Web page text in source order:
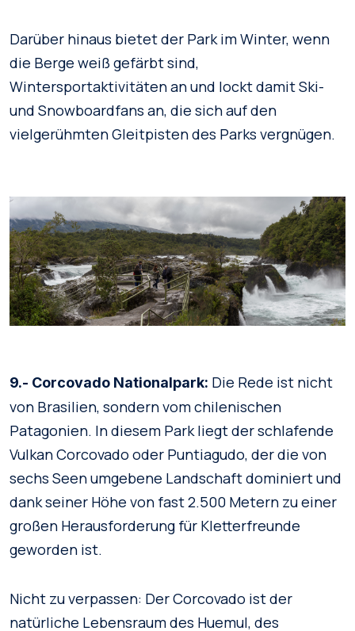
Darüber hinaus bietet der Park im Winter, wenn
die Berge weiß gefärbt sind,
Wintersportaktivitäten an und lockt damit Ski-
und Snowboardfans an, die sich auf den
vielgerühmten Gleitpisten des Parks vergnügen.
9.- Corcovado Nationalpark: Die Rede ist nicht
von Brasilien, sondern vom chilenischen
Patagonien. In diesem Park liegt der schlafende
Vulkan Corcovado oder Puntiagudo, der die von
sechs Seen umgebene Landschaft dominiert und
dank seiner Höhe von fast 2.500 Metern zu einer
großen Herausforderung für Kletterfreunde
geworden ist.
Nicht zu verpassen: Der Corcovado ist der
natürliche Lebensraum des Huemul, des